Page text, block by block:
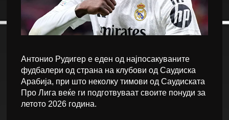
Антонио Рудигер е еден од најпосакуваните
фудбалери од страна на клубови од Саудиска
Арабија, при што неколку тимови од Саудиската
Про Лига веќе ги подготвуваат своите понуди за
летото 2026 година.